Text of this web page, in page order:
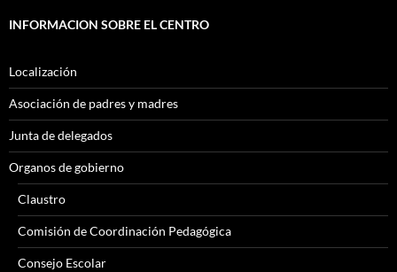
INFORMACION SOBRE EL CENTRO
Localización
Asociación de padres y madres
Junta de delegados
Organos de gobierno
Claustro
Comisión de Coordinación Pedagógica
Consejo Escolar